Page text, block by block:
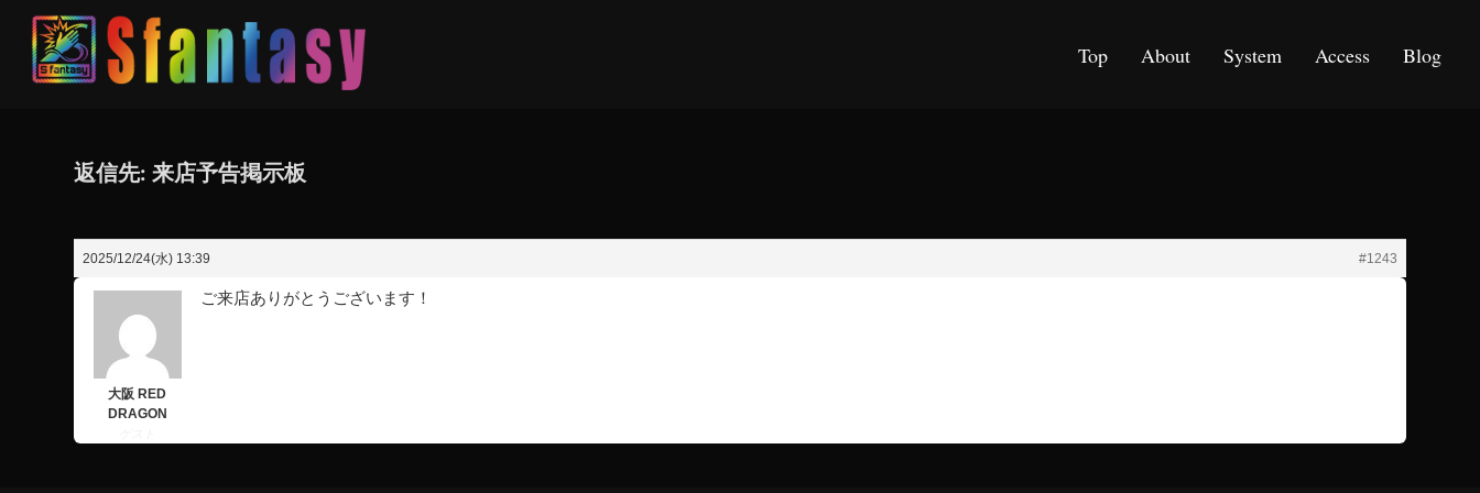
Top About System Access Blog
返信先: 来店予告掲示板
2025/12/24(水) 13:39 #1243
大阪 RED
DRAGON
ご来店ありがとうございます！